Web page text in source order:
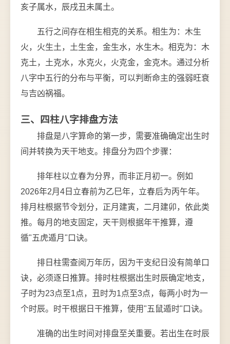
亥子属水，辰戌丑未属土。
五行之间存在相生相克的关系。相生为：木生
火，火生土，土生金，金生水，水生木。相克为：木
克土，土克水，水克火，火克金，金克木。通过分析
八字中五行的分布与平衡，可以判断命主的强弱旺衰
与吉凶祸福。
三、四柱八字排盘方法
排盘是八字算命的第一步，需要准确确定出生时
间并转换为天干地支。排盘分为四个步骤：
排年柱以立春为分界，而非正月初一。例如
2026年2月4日立春前为乙巳年，立春后为丙午年。
排月柱根据节令划分，正月建寅，二月建卯，依此类
推。每月的地支固定，天干则根据年干推算，遵
循"五虎遁月"口诀。
排日柱需查阅万年历，因为干支纪日没有简单口
诀，必须逐日推算。排时柱根据出生时辰确定地支，
子时为23点至1点，丑时为1点至3点，每两小时为一
个时辰。时干根据日干推算，使用"五鼠遁时"口诀。
准确的出生时间对排盘至关重要。若出生在时辰